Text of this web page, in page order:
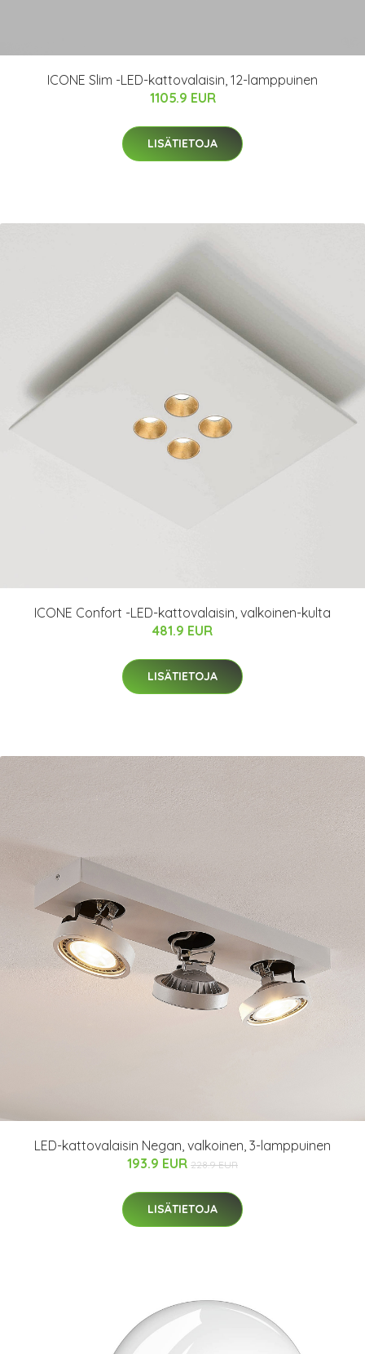
ICONE Slim -LED-kattovalaisin, 12-lamppuinen
1105.9 EUR
LISÄTIETOJA
ICONE Confort -LED-kattovalaisin, valkoinen-kulta
481.9 EUR
LISÄTIETOJA
LED-kattovalaisin Negan, valkoinen, 3-lamppuinen
193.9 EUR 228.9 EUR
LISÄTIETOJA